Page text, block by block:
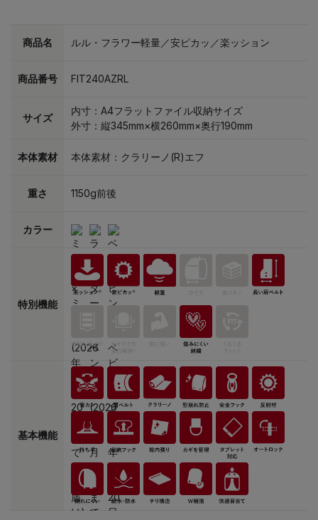
商品名 ルル・フラワー軽量／安ピカッ／楽ッション
商品番号 FIT240AZRL
サイズ
内寸：A4フラットファイル収納サイズ
外寸：縦345mm×横260mm×奥行190mm
本体素材 本体素材：クラリーノ(R)エフ
重さ 1150g前後
カラー
特別機能
基本機能